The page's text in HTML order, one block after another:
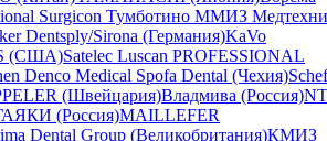
Surgicon Тумботино ММИЗ
Dentsply/Sirona (Германия)KaVo
(США)Satelec Luscan PROFESSIONAL
Denco Medical Spofa Dental (Чехия)
(Швейцария)Владмива (Россия)
(Россия)MAILLEFER
Dental Group (Великобритания)КМИЗ